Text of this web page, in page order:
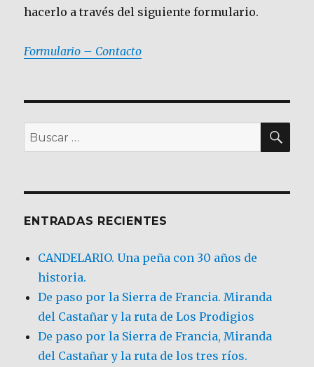
hacerlo a través del siguiente formulario.
Formulario – Contacto
Buscar
por:
ENTRADAS RECIENTES
CANDELARIO. Una peña con 30 años de
historia.
De paso por la Sierra de Francia. Miranda
del Castañar y la ruta de Los Prodigios
De paso por la Sierra de Francia, Miranda
del Castañar y la ruta de los tres ríos.